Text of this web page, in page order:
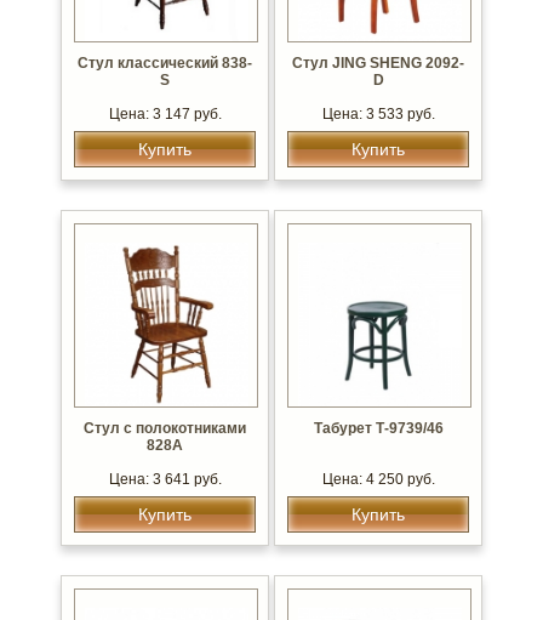
Стул классический 838-
S
Цена: 3 147 руб.
Купить
Стул JING SHENG 2092-
D
Цена: 3 533 руб.
Купить
Стул с полокотниками
828А
Цена: 3 641 руб.
Купить
Табурет Т-9739/46
Цена: 4 250 руб.
Купить